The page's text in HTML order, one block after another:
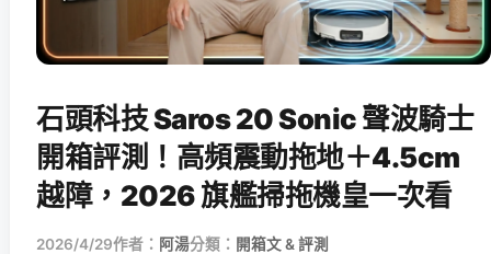
石頭科技 Saros 20 Sonic 聲波騎士
開箱評測！高頻震動拖地＋4.5cm
越障，2026 旗艦掃拖機皇一次看
2026/4/29作者： 阿湯分類： 開箱文 & 評測